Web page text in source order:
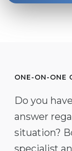
ONE-ON-ONE
Do you
answer
situation?
specialist